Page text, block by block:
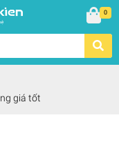
0
giá tốt